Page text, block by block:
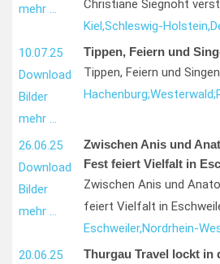
mehr …
Christiane Siegnoht
Kiel,Schleswig-Holstein,
10.07.25
Download
Bilder
mehr …
Tippen, Feiern und
Tippen, Feiern und
Hachenburg;Westerwald;
26.06.25
Download
Bilder
mehr …
Zwischen Anis und
Fest feiert Vielfalt in
Zwischen Anis und
feiert Vielfalt in
Eschweiler,Nordrhein-
20.06.25
Thurgau Travel lockt in